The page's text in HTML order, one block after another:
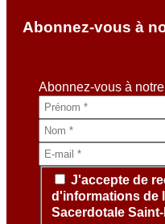
Abonnez-vous à
Abonnez-vous à
J'accepte de
d'informations de
Sacerdotale